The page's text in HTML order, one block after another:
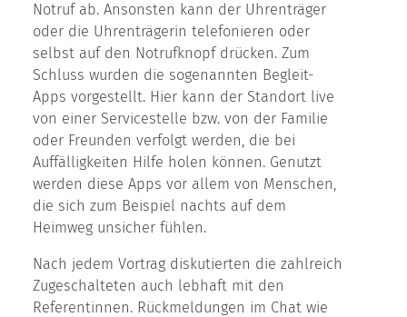
Notruf ab. Ansonsten kann der Uhrenträger
oder die Uhrenträgerin telefonieren oder
selbst auf den Notrufknopf drücken. Zum
Schluss wurden die sogenannten Begleit-
Apps vorgestellt. Hier kann der Standort live
von einer Servicestelle bzw. von der Familie
oder Freunden verfolgt werden, die bei
Auffälligkeiten Hilfe holen können. Genutzt
werden diese Apps vor allem von Menschen,
die sich zum Beispiel nachts auf dem
Heimweg unsicher fühlen.
Nach jedem Vortrag diskutierten die zahlreich
Zugeschalteten auch lebhaft mit den
Referentinnen. Rückmeldungen im Chat wie